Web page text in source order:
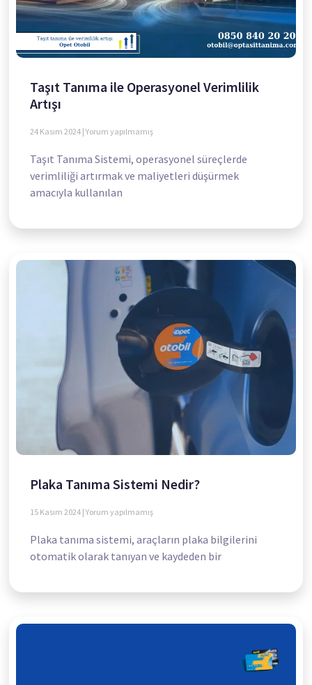
Taşıt Tanıma ile Operasyonel Verimlilik
Artışı
24 Kasım 2024 Yorum yapılmamış
Taşıt Tanıma Sistemi, operasyonel süreçlerde
verimliliği artırmak ve maliyetleri düşürmek
amacıyla kullanılan
Plaka Tanıma Sistemi Nedir?
15 Kasım 2024 Yorum yapılmamış
Plaka tanıma sistemi, araçların plaka bilgilerini
otomatik olarak tanıyan ve kaydeden bir